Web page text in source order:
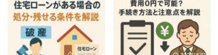
続きすることはできないかと思っ
ている方も少なくないです。 そ
こで自己破産を自分で手続する方
法について解説しようと思いま
す。 また自分で自己破産手続き
てそれが養育費や慰謝料に影響す
るのではないかと思う元妻も多い
です。 実際に近年は離婚する人
が多く、その際に相手の夫に養育
費や慰謝料がどうなるのか不安に